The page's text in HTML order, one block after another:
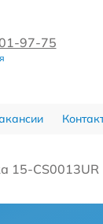
97-75
15-CS0013UR